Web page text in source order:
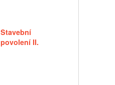
Stavební
povolení II.